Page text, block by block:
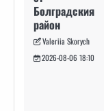
Болградския
район
Valeriia Skorych
2026-08-06 18:10